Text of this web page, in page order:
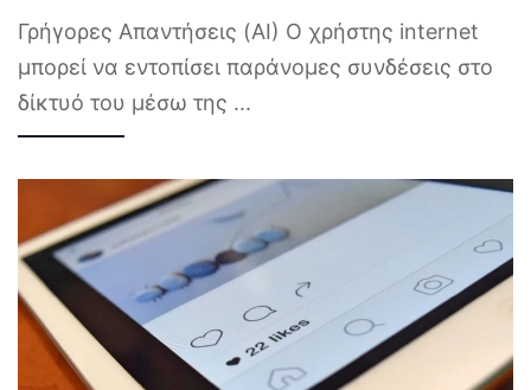
Γρήγορες Απαντήσεις (AI) Ο χρήστης internet
μπορεί να εντοπίσει παράνομες συνδέσεις στο
δίκτυό του μέσω της ...